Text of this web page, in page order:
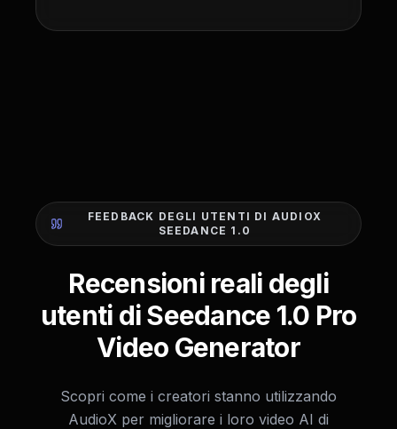
FEEDBACK DEGLI UTENTI DI AUDIOX
SEEDANCE 1.0
Recensioni reali degli
utenti di Seedance 1.0 Pro
Video Generator
Scopri come i creatori stanno utilizzando
AudioX per migliorare i loro video AI di